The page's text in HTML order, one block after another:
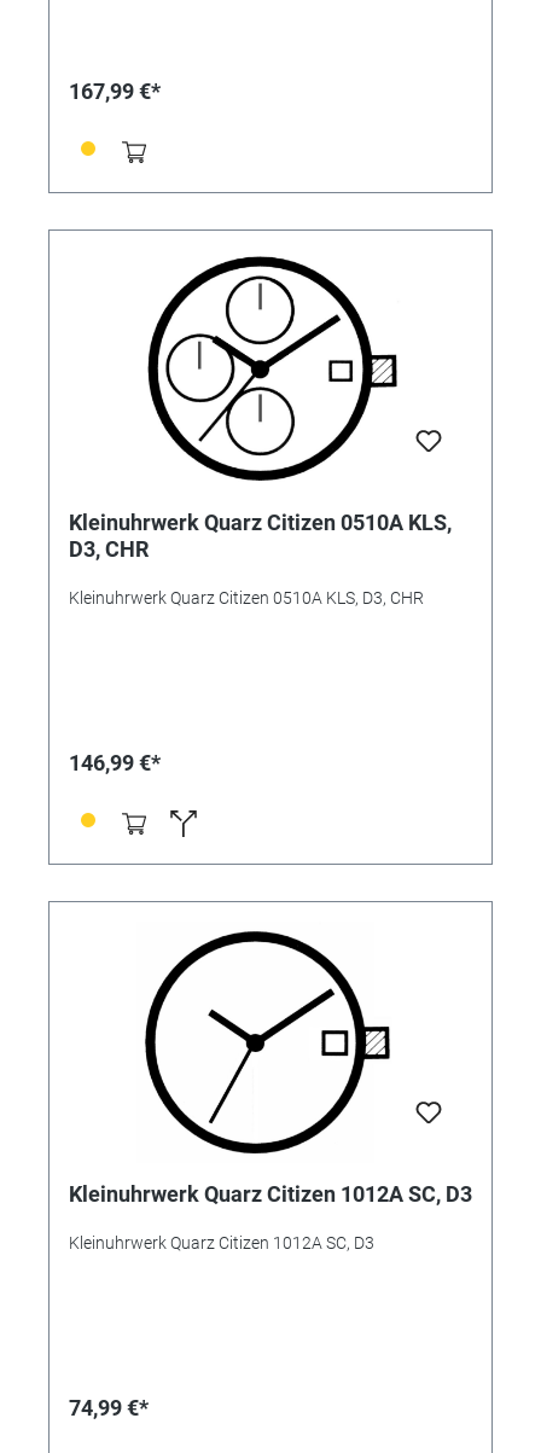
167,99 €*
Kleinuhrwerk Quarz Citizen 0510A KLS,
D3, CHR
Kleinuhrwerk Quarz Citizen 0510A KLS, D3, CHR
146,99 €*
Kleinuhrwerk Quarz Citizen 1012A SC, D3
Kleinuhrwerk Quarz Citizen 1012A SC, D3
74,99 €*